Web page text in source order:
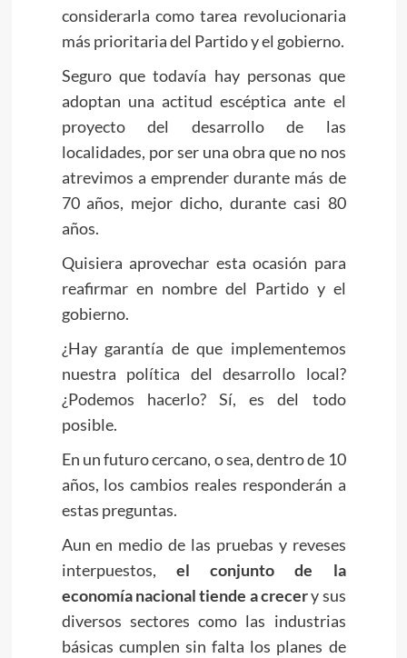
considerarla como tarea revolucionaria
más prioritaria del Partido y el gobierno.
Seguro que todavía hay personas que
adoptan una actitud escéptica ante el
proyecto del desarrollo de las
localidades, por ser una obra que no nos
atrevimos a emprender durante más de
70 años, mejor dicho, durante casi 80
años.
Quisiera aprovechar esta ocasión para
reafirmar en nombre del Partido y el
gobierno.
¿Hay garantía de que implementemos
nuestra política del desarrollo local?
¿Podemos hacerlo? Sí, es del todo
posible.
En un futuro cercano, o sea, dentro de 10
años, los cambios reales responderán a
estas preguntas.
Aun en medio de las pruebas y reveses
interpuestos, el conjunto de la
economía nacional tiende a crecery sus
diversos sectores como las industrias
básicas cumplen sin falta los planes de